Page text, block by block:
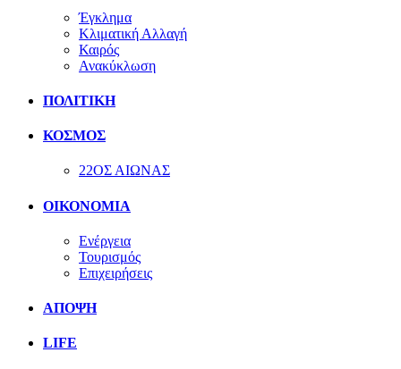
Έγκλημα
Κλιματική Αλλαγή
Καιρός
Ανακύκλωση
ΠΟΛΙΤΙΚΗ
ΚΟΣΜΟΣ
22ΟΣ ΑΙΩΝΑΣ
ΟΙΚΟΝΟΜΙΑ
Ενέργεια
Τουρισμός
Επιχειρήσεις
ΑΠΟΨΗ
LIFE